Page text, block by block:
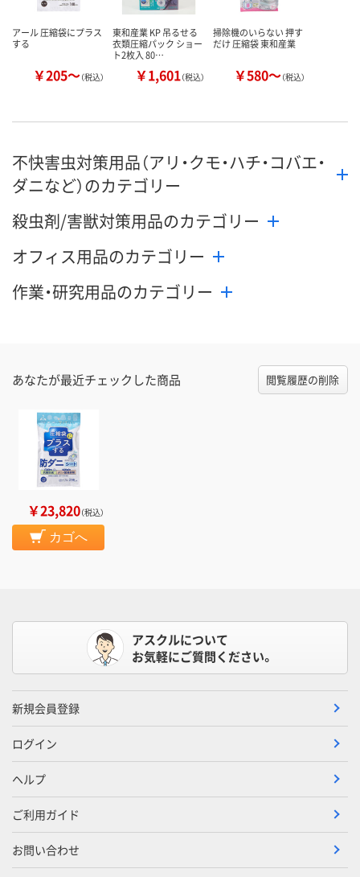
アール 圧縮袋にプラス
する
￥205～（税込）
東和産業 KP 吊るせる
衣類圧縮パック ショー
ト2枚入 80…
￥1,601（税込）
掃除機のいらない 押す
だけ 圧縮袋 東和産業
￥580～（税込）
不快害虫対策用品（アリ・クモ・ハチ・コバエ・
ダニなど）のカテゴリー
殺虫剤/害獣対策用品のカテゴリー
オフィス用品のカテゴリー
作業・研究用品のカテゴリー
あなたが最近チェックした商品 閲覧履歴の削除
￥23,820（税込）
カゴへ
アスクルについて
お気軽にご質問ください。
新規会員登録
ログイン
ヘルプ
ご利用ガイド
お問い合わせ